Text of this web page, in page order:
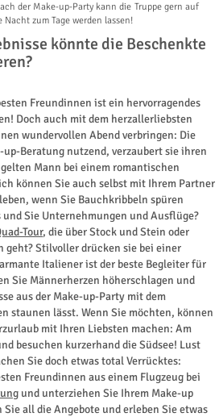
der Make-up-Party kann die Truppe gern auf
zum Tage werden lassen!
könnte die Beschenkte
Freundinnen ist ein hervorragendes
Doch auch mit dem herzallerliebsten
wundervollen Abend verbringen: Die
up-Beratung nutzend, verzaubert sie ihren
Mann bei einem romantischen
können Sie auch selbst mit Ihrem Partner
wenn Sie Bauchkribbeln spüren
Sie Unternehmungen und Ausflüge?
Tour, die über Stock und Stein oder
geht? Stilvoller drücken sie bei einer
Italiener ist der beste Begleiter für
Sie Männerherzen höherschlagen und
aus der Make-up-Party mit dem
staunen lässt. Wenn Sie möchten, können
mit Ihren Liebsten machen: Am
besuchen kurzerhand die Südsee! Lust
Sie doch etwas total Verrücktes:
Freundinnen aus einem Flugzeug bei
und unterziehen Sie Ihrem Make-up
all die Angebote und erleben Sie etwas